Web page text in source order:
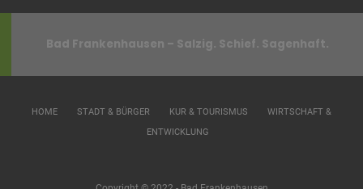
Bad Frankenhausen – Salzig. Schief. Sagenhaft.
HOME STADT & BÜRGER KUR & TOURISMUS
WIRTSCHAFT &
ENTWICKLUNG